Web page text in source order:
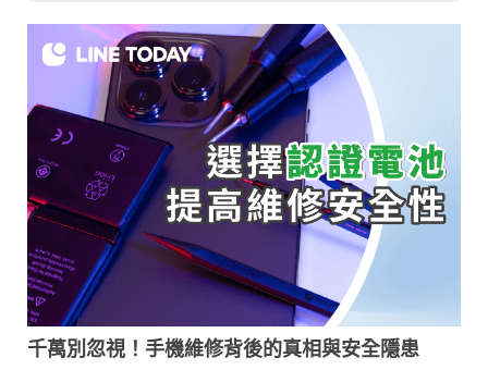
千萬別忽視！手機維修背後的真相與安全隱患